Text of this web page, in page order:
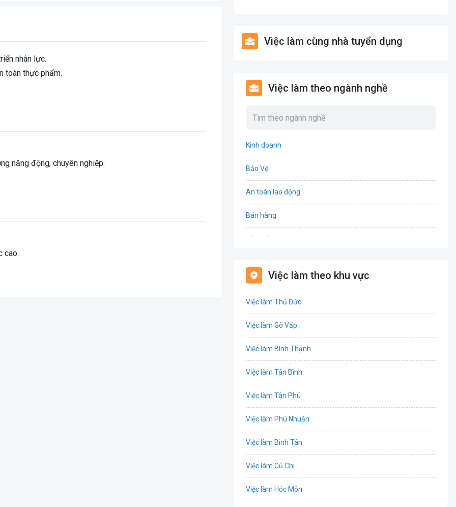
nhân lực.
toàn thực phẩm.
năng động, chuyên nghiệp.
cao.
Việc làm cùng nhà tuyển dụng
Việc làm theo ngành nghề
Kinh doanh
Bảo Vệ
An toàn lao động
Bán hàng
Biên phiên dịch
Việc làm theo khu vực
Việc làm Thủ Đức
Việc làm Gò Vấp
Việc làm Bình Thạnh
Việc làm Tân Bình
Việc làm Tân Phú
Việc làm Phú Nhuận
Việc làm Bình Tân
Việc làm Củ Chi
Việc làm Hóc Môn